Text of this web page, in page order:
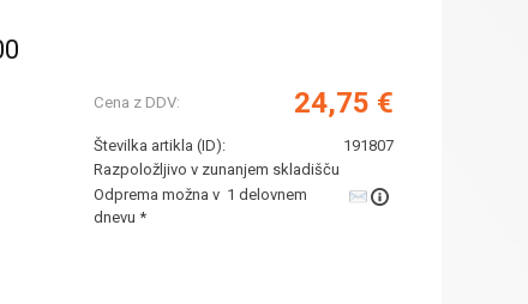
Cena z DDV: 24,75 €
Številka artikla (ID):
191807
Razpoložljivo v zunanjem skladišču
Odprema možna v 1 delovnem
dnevu *